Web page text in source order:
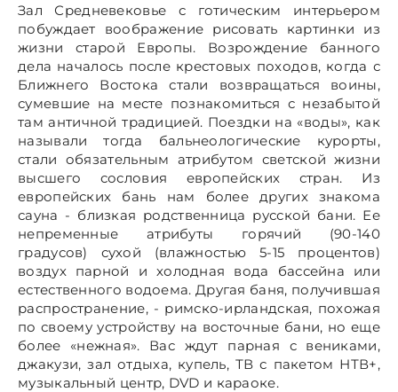
Зал Средневековье с готическим интерьером
побуждает воображение рисовать картинки из
жизни старой Европы. Возрождение банного
дела началось после крестовых походов, когда с
Ближнего Востока стали возвращаться воины,
сумевшие на месте познакомиться с незабытой
там античной традицией. Поездки на «воды», как
называли тогда бальнеологические курорты,
стали обязательным атрибутом светской жизни
высшего сословия европейских стран. Из
европейских бань нам более других знакома
сауна - близкая родственница русской бани. Ее
непременные атрибуты горячий (90-140
градусов) сухой (влажностью 5-15 процентов)
воздух парной и холодная вода бассейна или
естественного водоема. Другая баня, получившая
распространение, - римско-ирландская, похожая
по своему устройству на восточные бани, но еще
более «нежная». Вас ждут парная с вениками,
джакузи, зал отдыха, купель, ТВ с пакетом НТВ+,
музыкальный центр, DVD и караоке.